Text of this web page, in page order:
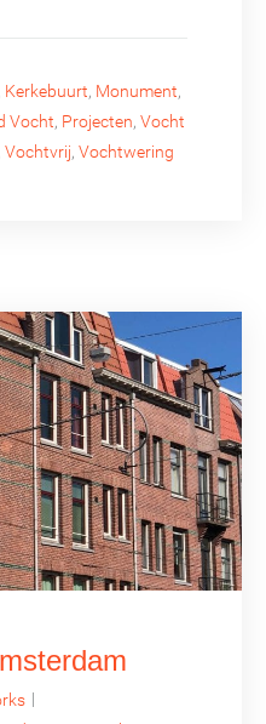
Kerkebuurt, Monument,
Vocht, Projecten, Vocht
Vochtvrij, Vochtwering
|